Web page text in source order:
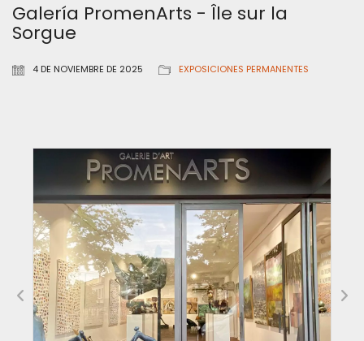
Galería PromenArts - Île sur la
Sorgue
4 DE NOVIEMBRE DE 2025 EXPOSICIONES PERMANENTES